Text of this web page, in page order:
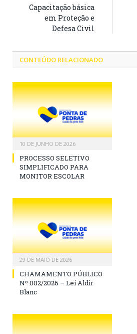
Capacitação básica
em Proteção e
Defesa Civil
CONTEÚDO RELACIONADO
10 DE JUNHO DE 2026
PROCESSO SELETIVO
SIMPLIFICADO PARA
MONITOR ESCOLAR
29 DE MAIO DE 2026
CHAMAMENTO PÚBLICO
Nº 002/2026 – Lei Aldir
Blanc